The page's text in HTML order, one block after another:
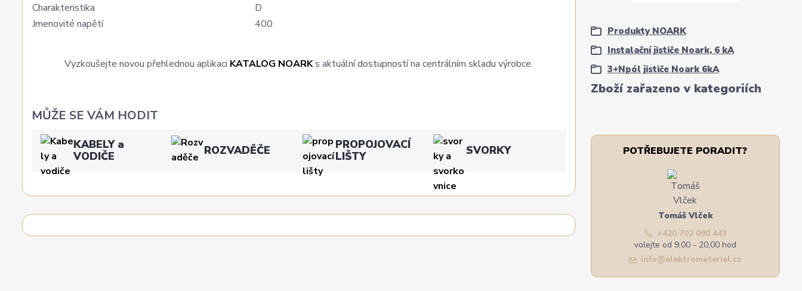
Charakteristika
D
Jmenovité napětí
400
Vyzkoušejte novou přehlednou aplikaci KATALOG NOARKs aktuální dostupností na centrálním skladu výrobce.
MŮŽE SE VÁM HODIT
KABELY a
VODIČE
ROZVADĚČE
PROPOJOVACÍ
LIŠTY
SVORKY
Zboží zařazeno v kategoriích
Produkty NOARK
Instalační jističe Noark, 6 kA
3+Npól jističe Noark 6kA
POTŘEBUJETE PORADIT?
Tomáš Vlček
+420 702 090 443
volejte od 9,00 - 20,00 hod
info@elektromaterial.cz